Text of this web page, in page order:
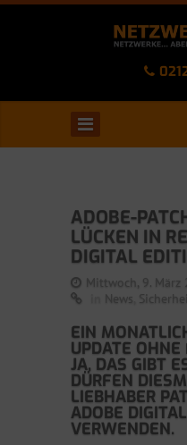
ADOBE-
LÜCKEN IN
DIGITAL
Mittwoch, 9. März
News
EIN
UPDATE
JA, DAS GIBT
DÜRFEN
LIEBHABER
ADOBE
VERWENDEN.